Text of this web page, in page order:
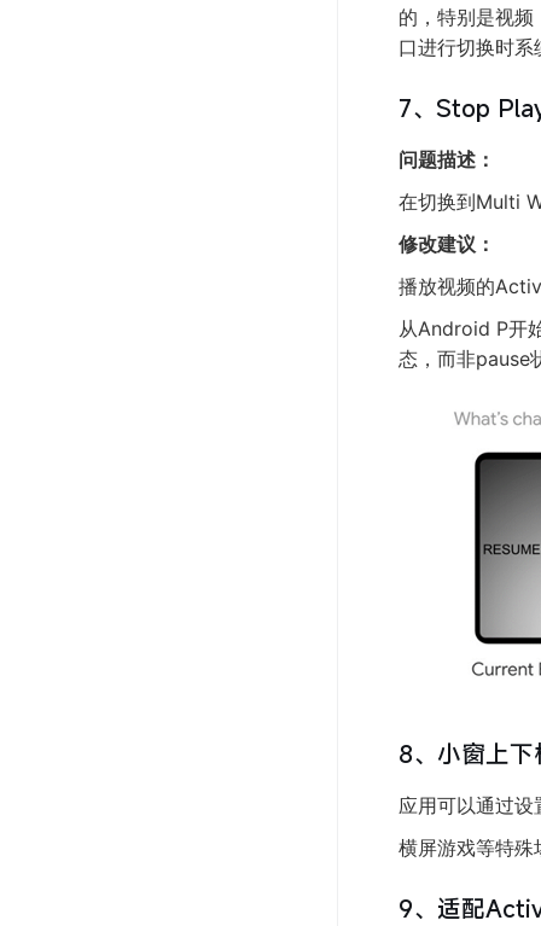
的，特别是视
口进行切换时
7、Stop
问题描述：
在切换到Multi
修改建议：
播放视频的
从Android P开
态，而非pause
8、小窗上
应用可以通过
横屏游戏等特殊
9、适配